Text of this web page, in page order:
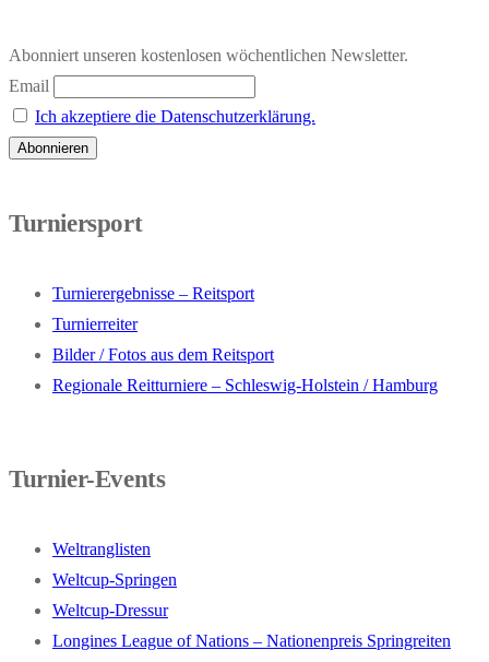
Abonniert unseren kostenlosen wöchentlichen Newsletter.
Email
Ich akzeptiere die Datenschutzerklärung.
Turniersport
Turnierergebnisse – Reitsport
Turnierreiter
Bilder / Fotos aus dem Reitsport
Regionale Reitturniere – Schleswig-Holstein / Hamburg
Turnier-Events
Weltranglisten
Weltcup-Springen
Weltcup-Dressur
Longines League of Nations – Nationenpreis Springreiten